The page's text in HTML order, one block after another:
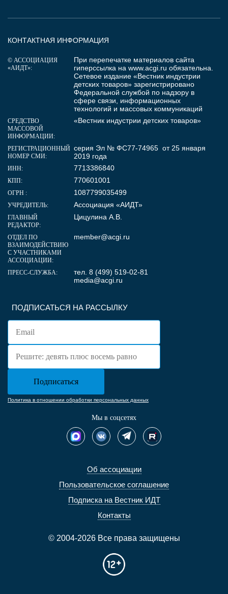
Об ассоциации
Пользовательское соглашение
Подписка на Вестник ИДТ
Контакты
© 2004-2026 Все права защищены
ПОДПИСАТЬСЯ НА РАССЫЛКУ
Политика в отношении обработки персональных данных
Мы в соцсетях
КОНТАКТНАЯ ИНФОРМАЦИЯ
© АССОЦИАЦИЯ
«АИДТ»:
При перепечатке материалов сайта
гиперссылка на www.acgi.ru обязательна.
Сетевое издание «Вестник индустрии
детских товаров» зарегистрировано
Федеральной службой по надзору в
сфере связи, информационных
технологий и массовых коммуникаций
СРЕДСТВО
МАССОВОЙ
ИНФОРМАЦИИ:
«Вестник индустрии детских товаров»
РЕГИСТРАЦИОННЫЙ
НОМЕР СМИ:
серия Эл № ФС77-74965 от 25 января
2019 года
ИНН: 7713386840
КПП: 770601001
ОГРН : 1087799035499
УЧРЕДИТЕЛЬ: Ассоциация «АИДТ»
ГЛАВНЫЙ
РЕДАКТОР:
Цицулина А.В.
ОТДЕЛ ПО
ВЗАИМОДЕЙСТВИЮ
С УЧАСТНИКАМИ
АССОЦИАЦИИ:
member@acgi.ru
ПРЕСС-СЛУЖБА:
тел. 8 (499) 519-02-81
media@acgi.ru